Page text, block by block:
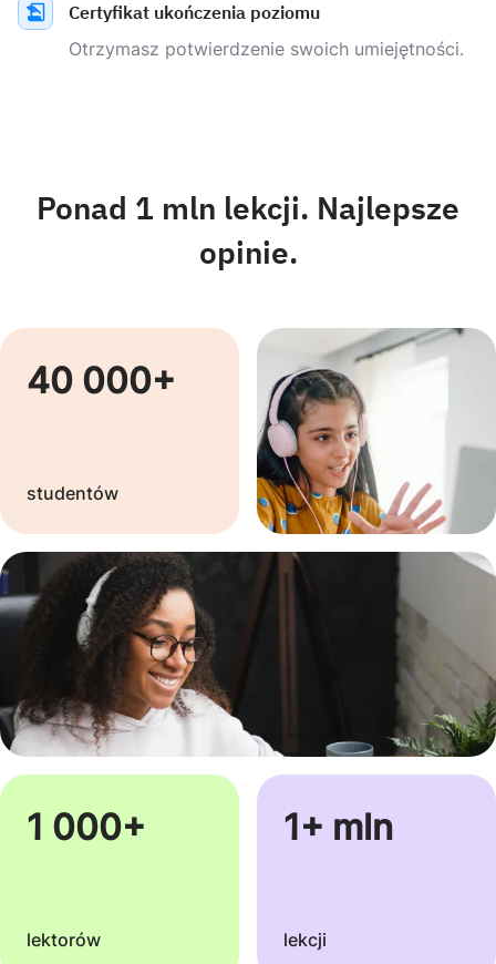
Certyfikat ukończenia poziomu
Otrzymasz potwierdzenie swoich umiejętności.
Ponad 1 mln lekcji. Najlepsze
opinie.
40 000+
studentów
1 000+
lektorów
1+ mln
lekcji